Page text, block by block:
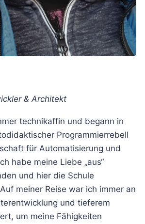
& Architekt
technikaffin und begann in
Programmierrebell
für Automatisierung und
habe meine Liebe „aus“
und hier die Schule
meiner Reise war ich immer an
und tieferem
um meine Fähigkeiten